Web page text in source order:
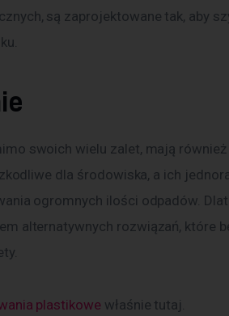
są zaprojektowane tak, aby
swoich wielu zalet, mają
dla środowiska, a ich
ogromnych ilości odpadów.
alternatywnych rozwiązań, które
plastikowe właśnie tutaj.